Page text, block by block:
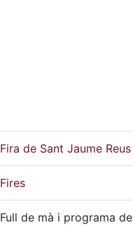
Fira de Sant Jaume
Fires
Full de mà i programa